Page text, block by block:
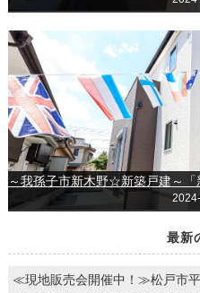
最新
≪現地販売会開催中！≫松戸市